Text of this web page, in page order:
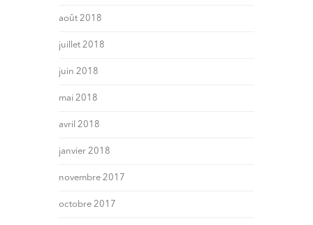
août 2018
juillet 2018
juin 2018
mai 2018
avril 2018
janvier 2018
novembre 2017
octobre 2017